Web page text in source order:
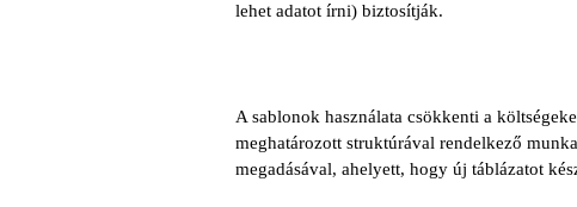
lehet adatot írni) biztosítják.
A sablonok használata csökkenti a
meghatározott struktúrával rendelkező
megadásával, ahelyett, hogy új táblázatot